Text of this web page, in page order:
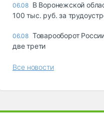
06.08 В Воронежской
100 тыс. руб. за
06.08 Товарооборот
две трети
Все новости